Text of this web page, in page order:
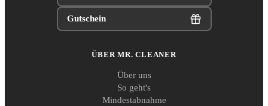
Gutschein
ÜBER MR. CLEANER
Über uns
So geht's
Mindestabnahme